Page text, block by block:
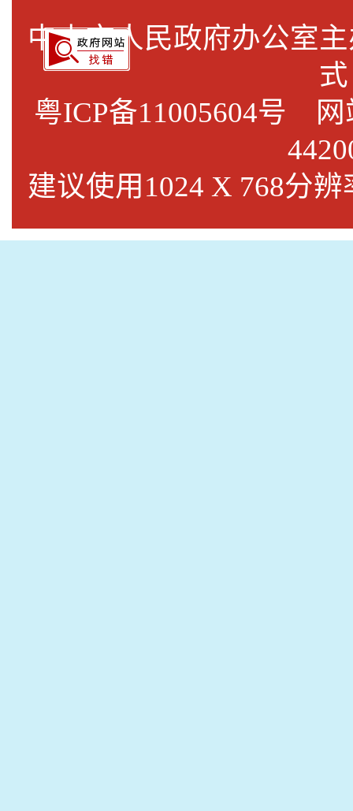
中山市人民政府办公
式
粤ICP备11005604号 网
建议使用1024 X 768分